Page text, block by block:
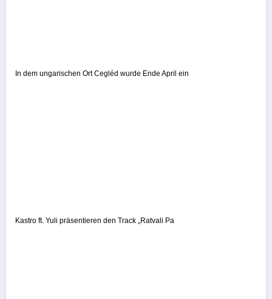
In dem ungarischen Ort Cegléd wurde Ende April ein
Kastro ft. Yuli präsentieren den Track „Ratvali Pa